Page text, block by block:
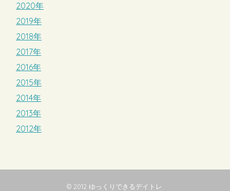
2020年
2019年
2018年
2017年
2016年
2015年
2014年
2013年
2012年
© 2012 ゆっくりできるデイトレ